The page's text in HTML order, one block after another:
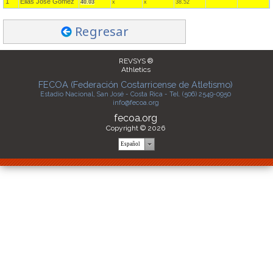
40.03 x x 38.52
Regresar
REVSYS ®
Athletics
FECOA (Federación Costarricense de Atletismo)
Estadio Nacional, San José - Costa Rica - Tel. (506) 2549-0950
info@fecoa.org
fecoa.org
Copyright © 2026